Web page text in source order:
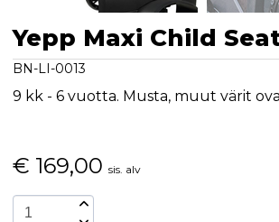
Yepp Maxi Child
BN-LI-0013
9 kk - 6 vuotta. Musta, muut värit
€ 169,00 sis. alv